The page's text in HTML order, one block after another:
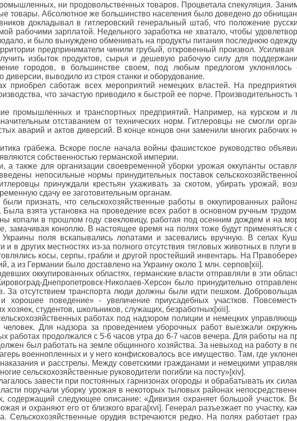
ни продовольственных товаров. Процветала спекуляция.
товары. Абсолютное же большинство населения было доведено до
докладывал в гитлеровский генеральный штаб, что положение
рабочими зарплатой. Недельного заработка не хватало, чтобы
и было вынуждено обменивать на продукты питания последнюю
предприниматели чинили грубый, откровенный произвол.
избыток продуктов, сырья и дешевую рабочую силу для
городов, в большинстве своем, под любым предлогом
диверсии, выводило из строя станки и оборудование.
приобрел саботаж всех мероприятий немецких властей. На
что зачастую приводило к быстрой ее порче. Производительность
промышленных и транспортных предприятий. Например, на курском и
отставанием от технических норм. Гитлеровцы не смогли
аварий и актов диверсий. В конце концов они заменили многих рабочих
грабежа. Вскоре после начала войны фашистское руководство
собственностью германской империи.
а также для организации своевременной уборки урожая оккупанты
непосильные нормы принудительных поставок
принуждали крестьян ухаживать за скотом, убирать урожай,
сдачу ее заготовительным органам.
признать, что сельскохозяйственные работы в оккупированных
взята установка на проведение всех работ в основном ручным
копали в прошлом году свекловицу, работая под осенним дождем и на
коноплю. В настоящее время на полях тоже будут применяться
поля вскапывались лопатами и засевались вручную. В селах
и в других местностях из-за полного отсутствия тягловых животных в
косы, серпы, грабли и другой простейший инвентарь. На
а из Германии было доставлено на Украину около 1 млн. серпов[xii].
оккупированных областях, германские власти отправляли в эти
Днепропетровск-Николаев-Херсон было принудительно
За отсутствием транспорта люди должны были идти пешком.
поведение» - увеличение приусадебных участков.
студентов, школьников, служащих, безработных[xiii].
работах под надзором полиции и немецких
человек. Для надзора за проведением уборочных работ выезжали
работах продолжался с 5-6 часов утра до 6-7 часов вечера. Для работы на
был работать на земле общинного хозяйства. За невыход на работу
военнопленных и у него конфисковалось все имущество. Там, где
и расстрелы. Между советскими гражданами и немецкими
сельскохозяйственные руководители погибли на посту»[xiv].
завести при постоянных гарнизонах огороды и обрабатывать их
поручали уборку урожая в некоторых тыловых районах
содержащий следующее описание: «Дивизия охраняет большой участок.
и охраняют его от близкого врага[xvi]. Генерал разъезжает по участку,
Сельскохозяйственные орудия встречаются редко. На полях работает